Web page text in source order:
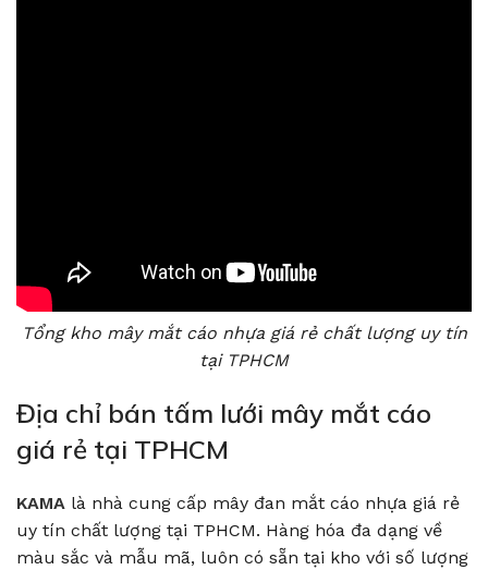
Tổng kho mây mắt cáo nhựa giá rẻ chất lượng uy tín
tại TPHCM
Địa chỉ bán tấm lưới mây mắt cáo
giá rẻ tại TPHCM
KAMA là nhà cung cấp mây đan mắt cáo nhựa giá rẻ
uy tín chất lượng tại TPHCM. Hàng hóa đa dạng về
màu sắc và mẫu mã, luôn có sẵn tại kho với số lượng